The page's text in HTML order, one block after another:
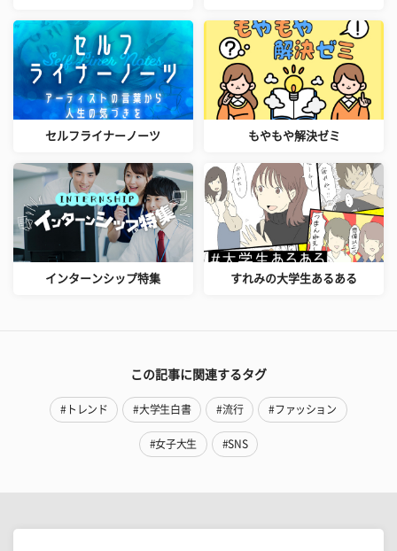
セルフライナーノーツ もやもや解決ゼミ
インターンシップ特集 すれみの大学生あるある
この記事に関連するタグ
#トレンド #大学生白書 #流行 #ファッション
#女子大生 #SNS